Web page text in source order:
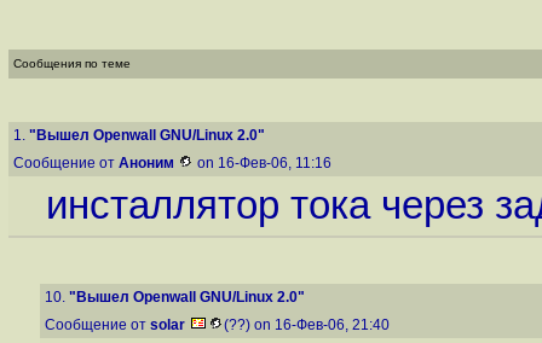
Сообщения по теме
1. "Вышел Openwall GNU/Linux 2.0"
Сообщение от Аноним on 16-Фев-06, 11:16
инсталлятор тока через
10. "Вышел Openwall GNU/Linux 2.0"
Сообщение от solar (??) on 16-Фев-06, 21:40